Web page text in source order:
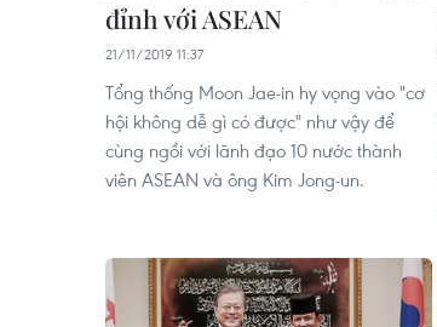
đỉnh với ASEAN
21/11/2019 11:37
Tổng thống Moon Jae-in hy vọng vào "cơ
hội không dễ gì có được" như vậy để
cùng ngồi với lãnh đạo 10 nước thành
viên ASEAN và ông Kim Jong-un.